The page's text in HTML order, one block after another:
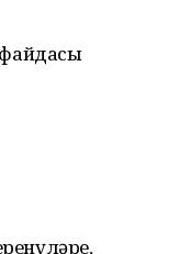
файдасы